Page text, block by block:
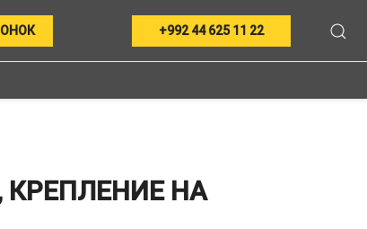
+992 44 625 11 22
КРЕПЛЕНИЕ НА